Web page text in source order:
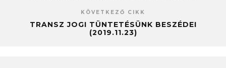
KÖVETKEZŐ CIKK
TRANSZ JOGI TÜNTETÉSÜNK BESZÉDEI
(2019.11.23)